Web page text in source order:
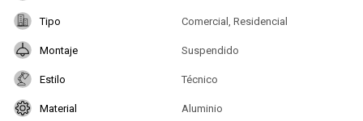
Tipo Comercial, Residencial
Montaje Suspendido
Estilo Técnico
Material Aluminio